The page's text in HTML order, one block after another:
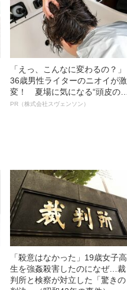
「えっ、こんなに変わるの？」
36歳男性ライターのニオイが激
変！ 夏場に気になる“頭皮のニ
オイ”や“ベタつき”を解消す
PR（株式会社スヴェンソン）
「殺意はなかった」19歳女子高
生を強姦殺害したのになぜ…裁
判所と検察が対立した「驚きの